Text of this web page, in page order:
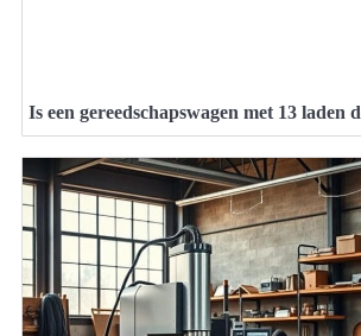
Is een gereedschapswagen met 13 laden